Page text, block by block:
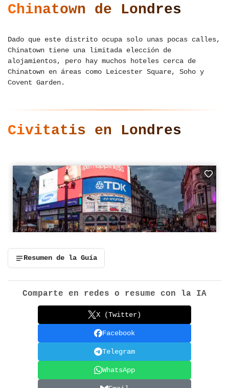
Chinatown de Londres
Dado que este distrito ocupa solo unas pocas calles,
Chinatown tiene una limitada elección de
alojamientos, pero hay muchos hoteles cerca de
Chinatown en áreas como Leicester Square, Soho y
Covent Garden.
Civitatis en Londres
Resumen de la Guía
Comparte en redes o resume con la IA
X (Twitter)
Facebook
Telegram
WhatsApp